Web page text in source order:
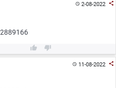
2-08-2022 
 
11-08-2022 